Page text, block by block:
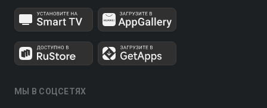
МЫ В СОЦСЕТЯХ